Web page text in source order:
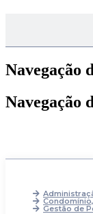
Navegação
Navegação
Gestão de